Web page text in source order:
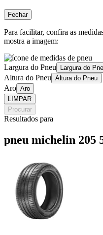
Fechar
Para facilitar, confira as
mostra a imagem:
Largura do Pneu Largura do
Altura do Pneu Altura do Pneu
Aro Aro
LIMPAR
Procurar
Resultados para
pneu michelin 205